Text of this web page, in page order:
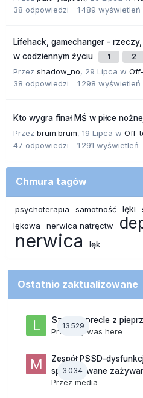
38 odpowiedzi 1 489 wyświetleń
Lifehack, gamechanger -
w codziennym życiu
1 2
Przez shadow_no, 29 Lipca w
38 odpowiedzi 1 298 wyświetleń
Kto wygra finał MŚ w piłce
Przez brum.brum, 19 Lipca w Off-
47 odpowiedzi 1 291 wyświetleń
Chmura tagów
psychoterapia samotność lęki
lękowa
nerwica natręctw
nerwica lęk
Ostatnio zaktualizowane
13 529
Szalone precle z
Przezlily was here
3 034
Zespół PSSD-
spowodowane
Przez media